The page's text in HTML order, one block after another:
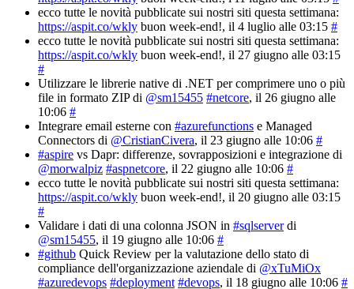
ecco tutte le novità pubblicate sui nostri siti questa settimana:
https://aspit.co/wkly buon week-end!, il 4 luglio alle 03:15 #
ecco tutte le novità pubblicate sui nostri siti questa settimana:
https://aspit.co/wkly buon week-end!, il 27 giugno alle 03:15
#
Utilizzare le librerie native di .NET per comprimere uno o più
file in formato ZIP di @sm15455 #netcore, il 26 giugno alle
10:06 #
Integrare email esterne con #azurefunctions e Managed
Connectors di @CristianCivera, il 23 giugno alle 10:06 #
#aspire vs Dapr: differenze, sovrapposizioni e integrazione di
@morwalpiz #aspnetcore, il 22 giugno alle 10:06 #
ecco tutte le novità pubblicate sui nostri siti questa settimana:
https://aspit.co/wkly buon week-end!, il 20 giugno alle 03:15
#
Validare i dati di una colonna JSON in #sqlserverdi
@sm15455, il 19 giugno alle 10:06 #
#github Quick Review per la valutazione dello stato di
compliance dell'organizzazione aziendale di @xTuMiOx
#azuredevops #deployment #devops, il 18 giugno alle 10:06 #